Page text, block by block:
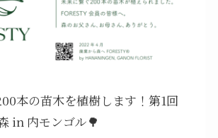
本の苗木を植樹します！第1回
in 内モンゴル🌳